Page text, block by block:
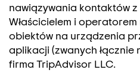
nawiązywania kontaktów
Właścicielem i
obiektów na urządzenia
aplikacji (zwanych łącznie
firma TripAdvisor LLC.